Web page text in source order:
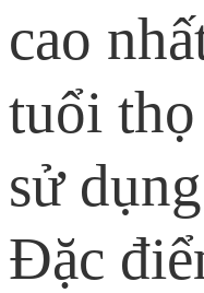
cao
tuổi
sử
Đặc